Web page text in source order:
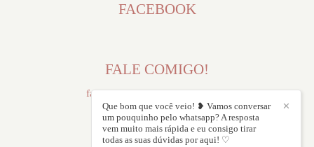
FACEBOOK
FALE COMIGO!
falecomigo@priscilianas.com.br
✕
Que bom que você veio! ❥ Vamos conversar
um pouquinho pelo whatsapp? A resposta
vem muito mais rápida e eu consigo tirar
todas as suas dúvidas por aqui! ♡